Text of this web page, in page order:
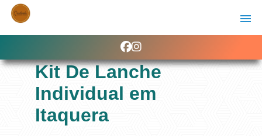
Kit De Lanche
Individual em
Itaquera